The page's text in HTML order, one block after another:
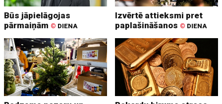
Būs jāpielāgojas
pārmaiņām © DIENA
Izvērtē attieksmi pret
paplašināšanos © DIENA